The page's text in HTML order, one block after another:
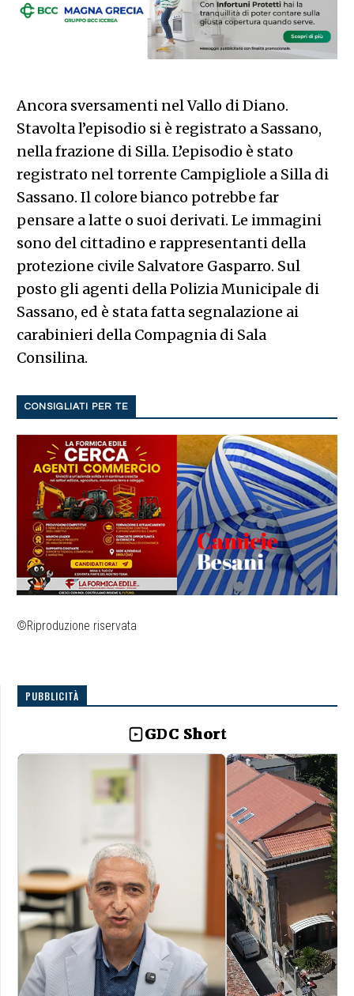
Ancora sversamenti nel Vallo di Diano.
Stavolta l’episodio si è registrato a Sassano,
nella frazione di Silla. L’episodio è stato
registrato nel torrente Campigliole a Silla di
Sassano. Il colore bianco potrebbe far
pensare a latte o suoi derivati. Le immagini
sono del cittadino e rappresentanti della
protezione civile Salvatore Gasparro. Sul
posto gli agenti della Polizia Municipale di
Sassano, ed è stata fatta segnalazione ai
carabinieri della Compagnia di Sala
Consilina.
CONSIGLIATI PER TE
©Riproduzione riservata
PUBBLICITÀ
GDC Short